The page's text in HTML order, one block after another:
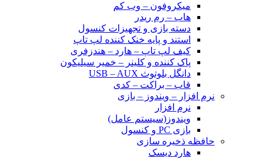
میکروفون – وب کم
هاب – رم ریدر
دسته بازی و تجهیزات کنسول
استند و پایه خنک کننده لپ تاپ
کیف لپ تاپ – هارد – هندزفری
پاک کننده و کلینر – خمیر سیلیکون
دانگل بلوتوث USB – AUX
قاب – براکت – کدی
نرم افزار – ویندوز – بازی
نرم افزار
ویندوز(سیستم عامل)
بازی PC و کنسول
حافظه ذخیره سازی
هارد دیسک